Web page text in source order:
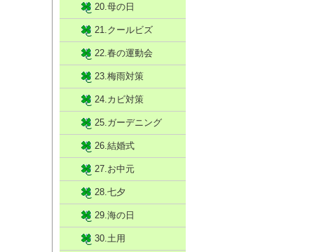
20.母の日
21.クールビズ
22.春の運動会
23.梅雨対策
24.カビ対策
25.ガーデニング
26.結婚式
27.お中元
28.七夕
29.海の日
30.土用